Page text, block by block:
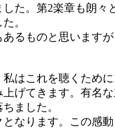
た。第2楽章も朗々
。
るものと思います
はこれを聴くために
げてきます。有名
ました。
なります。この感